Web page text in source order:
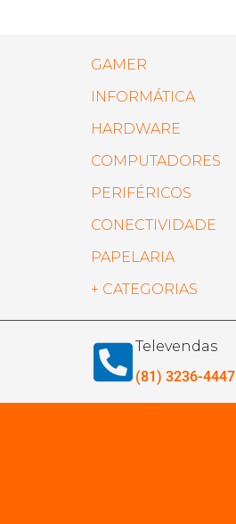
GAMER
INFORMÁTICA
HARDWARE
COMPUTADORES
PERIFÉRICOS
CONECTIVIDADE
PAPELARIA
+ CATEGORIAS
Televendas
(81) 3236-4447